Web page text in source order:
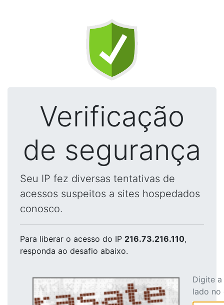
Verificação
de segurança
Seu IP fez diversas tentativas de
acessos suspeitos a sites hospedados
conosco.
Para liberar o acesso do IP 216.73.216.110,
responda ao desafio abaixo.
Digite
lado no